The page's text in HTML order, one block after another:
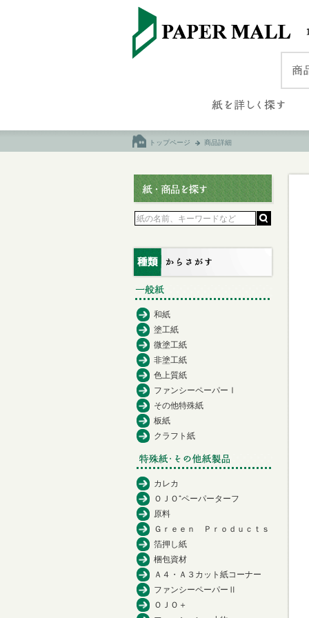
トップページ 商品詳細
和紙
塗工紙
微塗工紙
非塗工紙
色上質紙
ファンシーペーパーⅠ
その他特殊紙
板紙
クラフト紙
カレカ
ＯＪＯ⁺ペーパーターフ
原料
Ｇｒｅｅｎ Ｐｒｏｄｕｃｔｓ
箔押し紙
梱包資材
Ａ４・Ａ３カット紙コーナー
ファンシーペーパーⅡ
ＯＪＯ＋